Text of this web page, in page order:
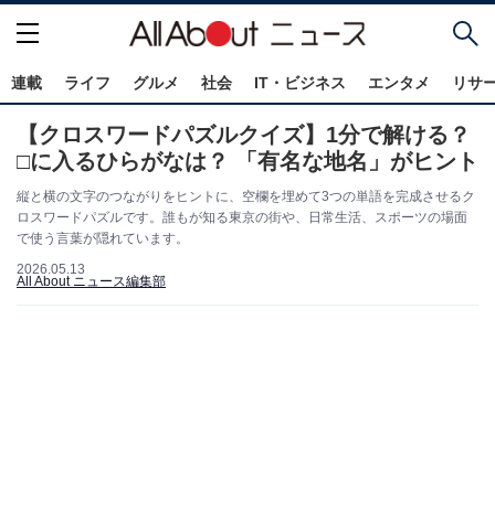
連載 ライフ グルメ 社会 IT・ビジネス エンタメ リサ
【クロスワードパズルクイズ】1分で解ける？
□に入るひらがなは？ 「有名な地名」がヒント
縦と横の文字のつながりをヒントに、空欄を埋めて3つの単語を完成させるク
ロスワードパズルです。誰もが知る東京の街や、日常生活、スポーツの場面
で使う言葉が隠れています。
2026.05.13
All About ニュース編集部